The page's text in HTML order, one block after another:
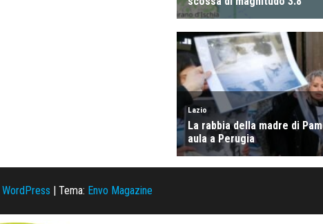
WordPress | Tema: Envo Magazine